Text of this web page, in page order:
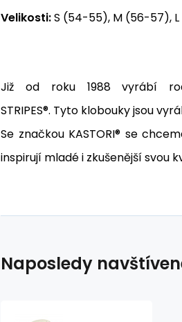
Velikosti:S (54-55), M (56-57),
Již od roku 1988 vyrábí
STRIPES®. Tyto klobouky jsou
Se značkou KASTORI® se
inspirují mladé i zkušenější svou
Naposledy